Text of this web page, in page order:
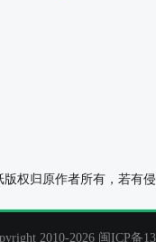
版权归原作者所有，若
2010-2026 闽ICP备